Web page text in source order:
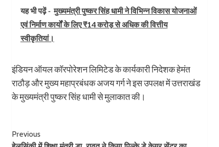
यह भी पढ़ें - मुख्यमंत्री पुष्कर सिंह धामी ने विभिन्न विकास योजनाओं
एवं निर्माण कार्यों के लिए ₹14 करोड़ से अधिक की वित्तीय
स्वीकृतियां।
इंडियन ऑयल कॉरपोरेशन लिमिटेड के कार्यकारी निदेशक हेमंत
राठौड़ और मुख्य महाप्रबंधक अजय गर्ग ने इस उपलक्ष में उत्तराखंड
के मुख्यमंत्री पुष्कर सिंह धामी से मुलाकात की।
Post
Previous